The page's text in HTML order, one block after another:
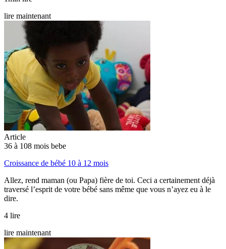
lire maintenant
Article
36 à 108 mois bebe
Croissance de bébé 10 à 12 mois
Allez, rend maman (ou Papa) fière de toi. Ceci a certainement déjà
traversé l’esprit de votre bébé sans même que vous n’ayez eu à le
dire.
4 lire
lire maintenant